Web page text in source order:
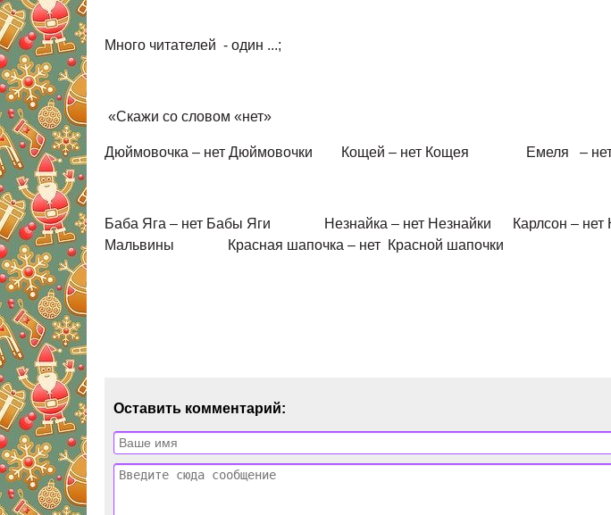
Много читателей - один
«Скажи со словом «нет»
Дюймовочка – нет Дюймовочки Кощей – нет Кощея Емеля –
Баба Яга – нет Бабы Яги Незнайка – нет Незнайки
Мальвины Красная шапочка – нет Красной шапочки
Оставить комментарий: